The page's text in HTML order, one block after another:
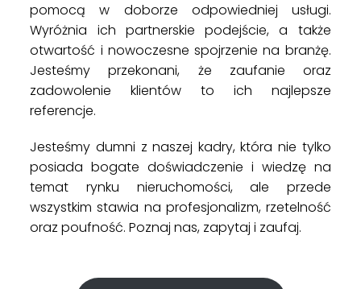
pomocą w doborze odpowiedniej usługi.
Wyróżnia ich partnerskie podejście, a także
otwartość i nowoczesne spojrzenie na branżę.
Jesteśmy przekonani, że zaufanie oraz
zadowolenie klientów to ich najlepsze
referencje.
Jesteśmy dumni z naszej kadry, która nie tylko
posiada bogate doświadczenie i wiedzę na
temat rynku nieruchomości, ale przede
wszystkim stawia na profesjonalizm, rzetelność
oraz poufność. Poznaj nas, zapytaj i zaufaj.